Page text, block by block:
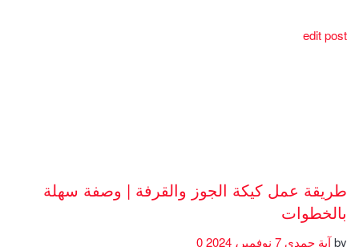
edit post
طريقة عمل كيكة الجوز والقرفة | وصفة سهلة
بالخطوات
byآية حمدي